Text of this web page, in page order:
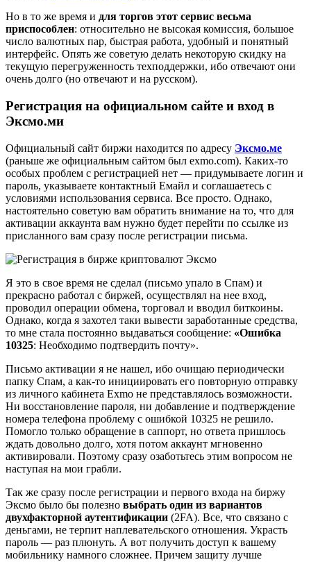
Но в то же время и для торгов этот сервис весьма
приспособлен: относительно не высокая комиссия, большое
число валютных пар, быстрая работа, удобный и понятный
интерфейс. Опять же советую делать некоторую скидку на
текущую перегруженность техподдержки, ибо отвечают они
очень долго (но отвечают и на русском).
Регистрация на официальном сайте и вход в
Эксмо.ми
Официальный сайт биржи находится по адресу Эксмо.ме
(раньше же официальным сайтом был exmo.com). Каких-то
особых проблем с регистрацией нет — придумываете логин и
пароль, указываете контактный Емайл и соглашаетесь с
условиями использования сервиса. Все просто. Однако,
настоятельно советую вам обратить внимание на то, что для
активации аккаунта вам нужно будет перейти по ссылке из
присланного вам сразу после регистрации письма.
Я это в свое время не сделал (письмо упало в Спам) и
прекрасно работал с биржей, осуществлял на нее вход,
проводил операции обмена, торговал и вводил биткоины.
Однако, когда я захотел таки вывести заработанные средства,
то мне стала постоянно выдаваться сообщение: «Ошибка
10325: Необходимо подтвердить почту».
Письмо активации я не нашел, ибо очищаю периодически
папку Спам, а как-то инициировать его повторную отправку
из личного кабинета Exmo не представлялось возможности.
Ни восстановление пароля, ни добавление и подтверждение
номера телефона проблему с ошибкой 10325 не решило.
Помогло только обращение в саппорт, но ответа пришлось
ждать довольно долго, хотя потом аккаунт мгновенно
активировали. Поэтому сразу озаботьтесь этим вопросом не
наступая на мои грабли.
Так же сразу после регистрации и первого входа на биржу
Эксмо было бы полезно выбрать один из вариантов
двухфакторной аутентификации (2FA). Все, что связано с
деньгами, не терпит наплевательского отношения. Украсть
пароль — раз плюнуть. А вот получить доступ к вашему
мобильнику намного сложнее. Причем защиту лучше